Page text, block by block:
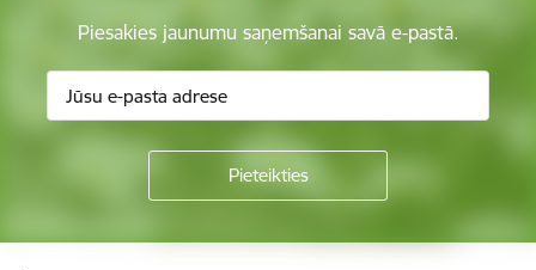
Piesakies jaunumu saņemšanai savā e-pastā.